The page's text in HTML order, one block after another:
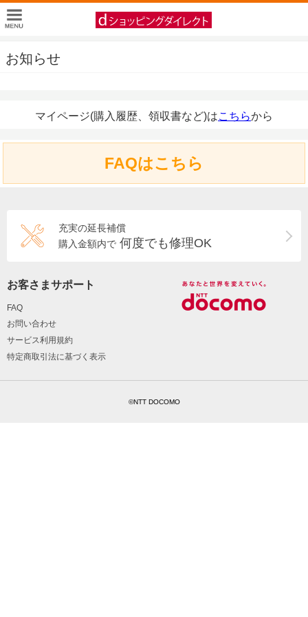
お知らせ
マイページ(購入履歴、領収書など)はこちらから
FAQはこちら
充実の延長補償
購入金額内で 何度でも修理OK
お客さまサポート
FAQ
お問い合わせ
サービス利用規約
特定商取引法に基づく表示
©NTT DOCOMO